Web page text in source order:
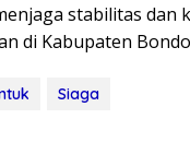
stabilitas dan
di Kabupaten
Siaga